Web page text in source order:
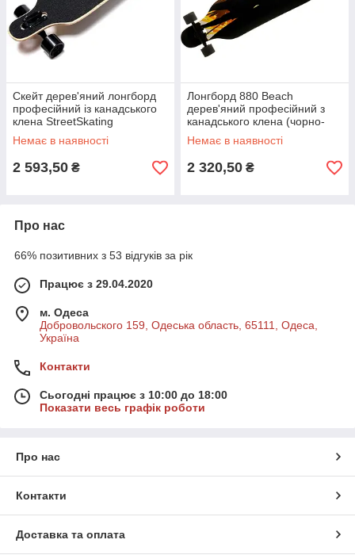
Скейт дерев'яний лонгборд
професійний із канадського
клена StreetSkating
Немає в наявності
2 593,50 ₴
Лонгборд 880 Beach
дерев'яний професійний з
канадського клена (чорно-
помаранчевий)
Немає в наявності
2 320,50 ₴
Про нас
66% позитивних з 53 відгуків за рік
Працює з 29.04.2020
м. Одеса
Добровольского 159, Одеська область, 65111, Одеса,
Україна
Контакти
Сьогодні працює з 10:00 до 18:00
Показати весь графік роботи
Про нас
Контакти
Доставка та оплата